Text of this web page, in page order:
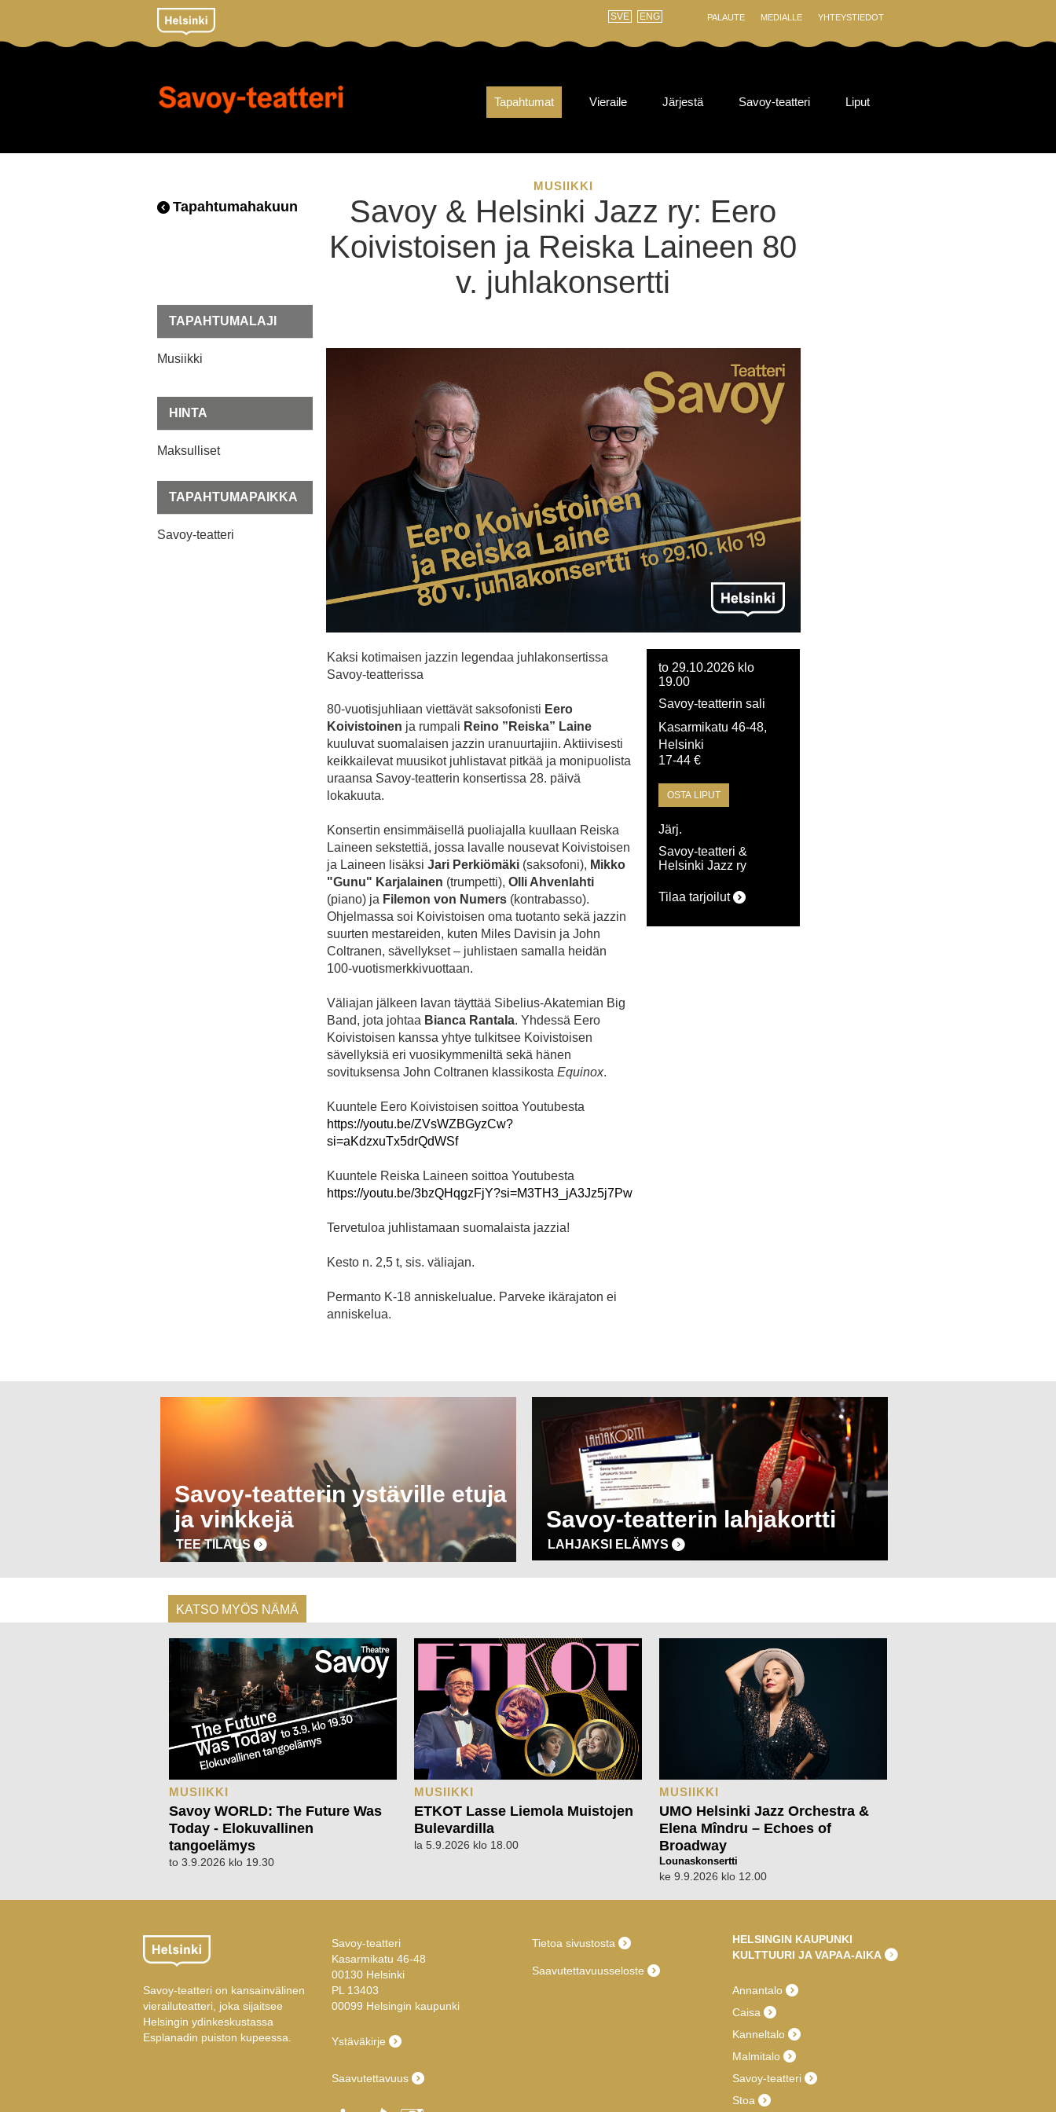
YHTEYSTIEDOT
MEDIALLE
PALAUTE
SVE ENG
Tapahtumat Vieraile Järjestä Savoy-teatteri Liput
Tapahtumahakuun
TAPAHTUMALAJI
Musiikki
HINTA
Maksulliset
TAPAHTUMAPAIKKA
Savoy-teatteri
MUSIIKKI
Savoy & Helsinki Jazz ry: Eero
Koivistoisen ja Reiska Laineen 80
v. juhlakonsertti
Kaksi kotimaisen jazzin legendaa juhlakonsertissa
Savoy-teatterissa
80-vuotisjuhliaan viettävät saksofonisti Eero
Koivistoinen ja rumpali Reino ”Reiska” Laine
kuuluvat suomalaisen jazzin uranuurtajiin. Aktiivisesti
keikkailevat muusikot juhlistavat pitkää ja monipuolista
uraansa Savoy-teatterin konsertissa 28. päivä
lokakuuta.
Konsertin ensimmäisellä puoliajalla kuullaan Reiska
Laineen sekstettiä, jossa lavalle nousevat Koivistoisen
ja Laineen lisäksi Jari Perkiömäki (saksofoni), Mikko
"Gunu" Karjalainen (trumpetti), Olli Ahvenlahti
(piano) ja Filemon von Numers (kontrabasso).
Ohjelmassa soi Koivistoisen oma tuotanto sekä jazzin
suurten mestareiden, kuten Miles Davisin ja John
Coltranen, sävellykset – juhlistaen samalla heidän
100-vuotismerkkivuottaan.
Väliajan jälkeen lavan täyttää Sibelius-Akatemian Big
Band, jota johtaa Bianca Rantala. Yhdessä Eero
Koivistoisen kanssa yhtye tulkitsee Koivistoisen
sävellyksiä eri vuosikymmeniltä sekä hänen
sovituksensa John Coltranen klassikosta Equinox.
Kuuntele Eero Koivistoisen soittoa Youtubesta
https://youtu.be/ZVsWZBGyzCw?
si=aKdzxuTx5drQdWSf
Kuuntele Reiska Laineen soittoa Youtubesta
https://youtu.be/3bzQHqgzFjY?si=M3TH3_jA3Jz5j7Pw
Tervetuloa juhlistamaan suomalaista jazzia!
Kesto n. 2,5 t, sis. väliajan.
Permanto K-18 anniskelualue. Parveke ikärajaton ei
anniskelua.
to 29.10.2026 klo
19.00
Savoy-teatterin sali
Kasarmikatu 46-48,
Helsinki
17-44 €
OSTA LIPUT
Järj.
Savoy-teatteri &
Helsinki Jazz ry
Tilaa tarjoilut
Savoy-teatterin ystäville etuja
ja vinkkejä
TEE TILAUS
Savoy-teatterin lahjakortti
LAHJAKSI ELÄMYS
KATSO MYÖS NÄMÄ
MUSIIKKI
Savoy WORLD: The Future Was
Today - Elokuvallinen
tangoelämys
to 3.9.2026 klo 19.30
MUSIIKKI
ETKOT Lasse Liemola Muistojen
Bulevardilla
la 5.9.2026 klo 18.00
MUSIIKKI
UMO Helsinki Jazz Orchestra &
Elena Mîndru – Echoes of
Broadway
Lounaskonsertti
ke 9.9.2026 klo 12.00
Savoy-teatteri on kansainvälinen
vierailuteatteri, joka sijaitsee
Helsingin ydinkeskustassa
Esplanadin puiston kupeessa.
Savoy-teatteri
Kasarmikatu 46-48
00130 Helsinki
PL 13403
00099 Helsingin kaupunki
Ystäväkirje
Saavutettavuus
Tietoa sivustosta
Saavutettavuusseloste
HELSINGIN KAUPUNKI
KULTTUURI JA VAPAA-AIKA
Annantalo
Caisa
Kanneltalo
Malmitalo
Savoy-teatteri
Stoa